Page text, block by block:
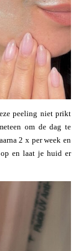
peeling niet prikt
om de dag te
2 x per week en
en laat je huid er